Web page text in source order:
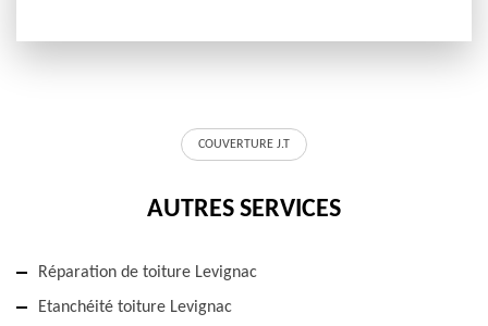
COUVERTURE J.T
AUTRES SERVICES
Réparation de toiture Levignac
Etanchéité toiture Levignac